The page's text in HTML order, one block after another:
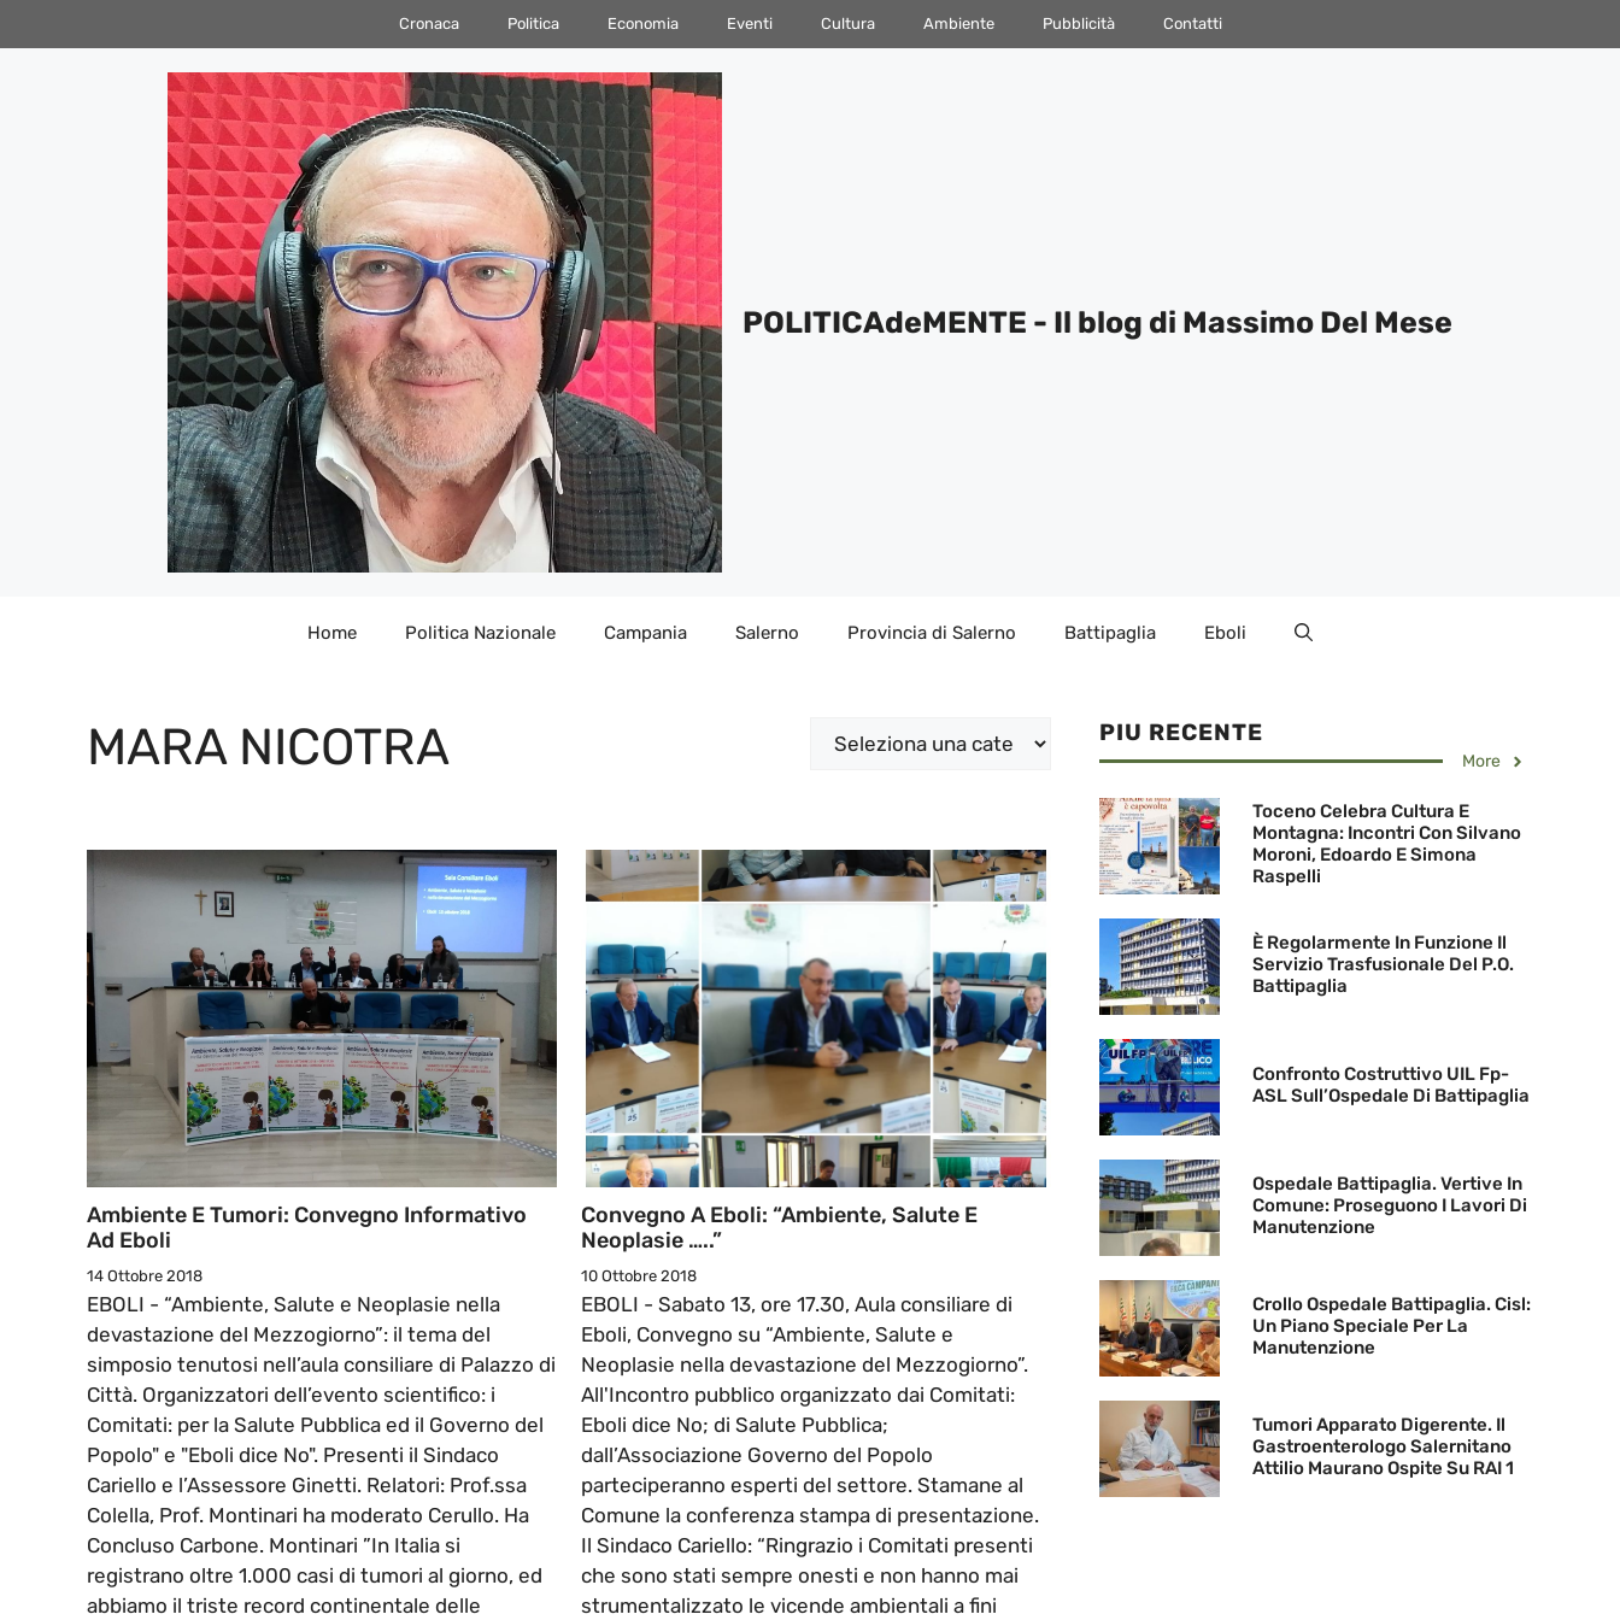
al
Cronaca Politica Economia Eventi Cultura Ambiente Pubblicità Contatti
POLITICAdeMENTE - Il blog di Massimo Del Mese
Home Politica Nazionale Campania Salerno Provincia di Salerno Battipaglia Eboli
MARA NICOTRA Categorie
Ambiente E Tumori: Convegno Informativo
Ad Eboli
14 Ottobre 2018
EBOLI - “Ambiente, Salute e Neoplasie nella
devastazione del Mezzogiorno”: il tema del
simposio tenutosi nell’aula consiliare di Palazzo di
Città. Organizzatori dell’evento scientifico: i
Comitati: per la Salute Pubblica ed il Governo del
Popolo" e "Eboli dice No". Presenti il Sindaco
Cariello e l’Assessore Ginetti. Relatori: Prof.ssa
Colella, Prof. Montinari ha moderato Cerullo. Ha
Concluso Carbone. Montinari ”In Italia si
registrano oltre 1.000 casi di tumori al giorno, ed
abbiamo il triste record continentale delle
Convegno A Eboli: “Ambiente, Salute E
Neoplasie …..”
10 Ottobre 2018
EBOLI - Sabato 13, ore 17.30, Aula consiliare di
Eboli, Convegno su “Ambiente, Salute e
Neoplasie nella devastazione del Mezzogiorno”.
All'Incontro pubblico organizzato dai Comitati:
Eboli dice No; di Salute Pubblica;
dall’Associazione Governo del Popolo
parteciperanno esperti del settore. Stamane al
Comune la conferenza stampa di presentazione.
Il Sindaco Cariello: “Ringrazio i Comitati presenti
che sono stati sempre onesti e non hanno mai
strumentalizzato le vicende ambientali a fini
PIU RECENTE
More
Toceno Celebra Cultura E
Montagna: Incontri Con Silvano
Moroni, Edoardo E Simona
Raspelli
È Regolarmente In Funzione Il
Servizio Trasfusionale Del P.O.
Battipaglia
Confronto Costruttivo UIL Fp-
ASL Sull’Ospedale Di Battipaglia
Ospedale Battipaglia. Vertive In
Comune: Proseguono I Lavori Di
Manutenzione
Crollo Ospedale Battipaglia. Cisl:
Un Piano Speciale Per La
Manutenzione
Tumori Apparato Digerente. Il
Gastroenterologo Salernitano
Attilio Maurano Ospite Su RAI 1